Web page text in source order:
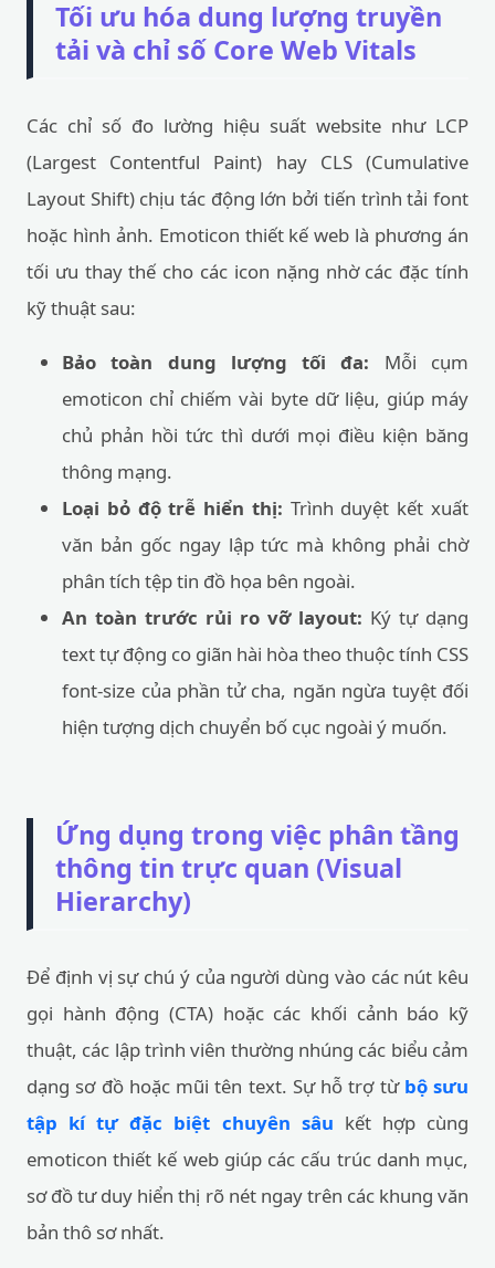
Tối ưu hóa dung lượng truyền
tải và chỉ số Core Web Vitals
Các chỉ số đo lường hiệu suất website như LCP
(Largest Contentful Paint) hay CLS (Cumulative
Layout Shift) chịu tác động lớn bởi tiến trình tải font
hoặc hình ảnh. Emoticon thiết kế web là phương án
tối ưu thay thế cho các icon nặng nhờ các đặc tính
kỹ thuật sau:
Bảo toàn dung lượng tối đa: Mỗi cụm
emoticon chỉ chiếm vài byte dữ liệu, giúp máy
chủ phản hồi tức thì dưới mọi điều kiện băng
thông mạng.
Loại bỏ độ trễ hiển thị: Trình duyệt kết xuất
văn bản gốc ngay lập tức mà không phải chờ
phân tích tệp tin đồ họa bên ngoài.
An toàn trước rủi ro vỡ layout: Ký tự dạng
text tự động co giãn hài hòa theo thuộc tính CSS
font-size của phần tử cha, ngăn ngừa tuyệt đối
hiện tượng dịch chuyển bố cục ngoài ý muốn.
Ứng dụng trong việc phân tầng
thông tin trực quan (Visual
Hierarchy)
Để định vị sự chú ý của người dùng vào các nút kêu
gọi hành động (CTA) hoặc các khối cảnh báo kỹ
thuật, các lập trình viên thường nhúng các biểu cảm
dạng sơ đồ hoặc mũi tên text. Sự hỗ trợ từ bộ sưu
tập kí tự đặc biệt chuyên sâu kết hợp cùng
emoticon thiết kế web giúp các cấu trúc danh mục,
sơ đồ tư duy hiển thị rõ nét ngay trên các khung văn
bản thô sơ nhất.